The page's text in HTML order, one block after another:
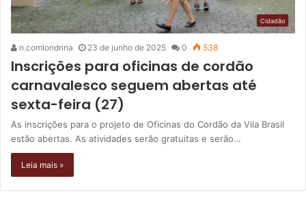
Cidadão
n.comlondrina 23 de junho de 2025 0 538
Inscrições para oficinas de cordão
carnavalesco seguem abertas até
sexta-feira (27)
As inscrições para o projeto de Oficinas do Cordão da Vila Brasil
estão abertas. As atividades serão gratuitas e serão…
Leia mais »